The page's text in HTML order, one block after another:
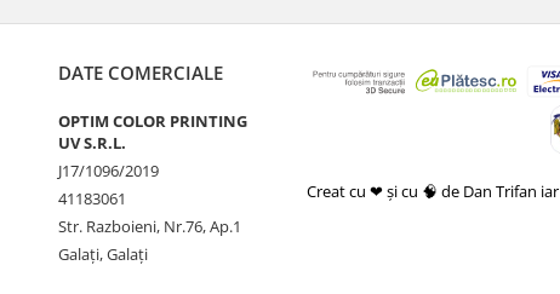
DATE COMERCIALE
OPTIM COLOR PRINTING
UV S.R.L.
J17/1096/2019
41183061
Str. Razboieni, Nr.76, Ap.1
Galați, Galați
Creat cu ❤ și cu 🧠 de Dan Trifan iar